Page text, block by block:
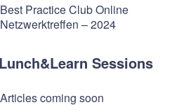
Best Practice Club Online
Netzwerktreffen – 2024
Sessions
Articles coming soon